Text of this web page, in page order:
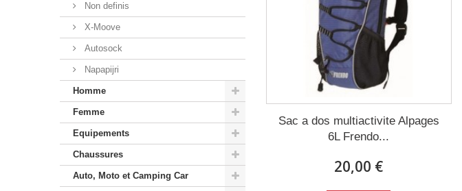
Non definis
X-Moove
Autosock
Napapijri
Homme
Femme
Equipements
Chaussures
Auto, Moto et Camping Car
Sac a dos multiactivite Alpages
6L Frendo...
20,00 €